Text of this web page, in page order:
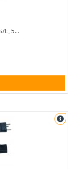
E, 5...